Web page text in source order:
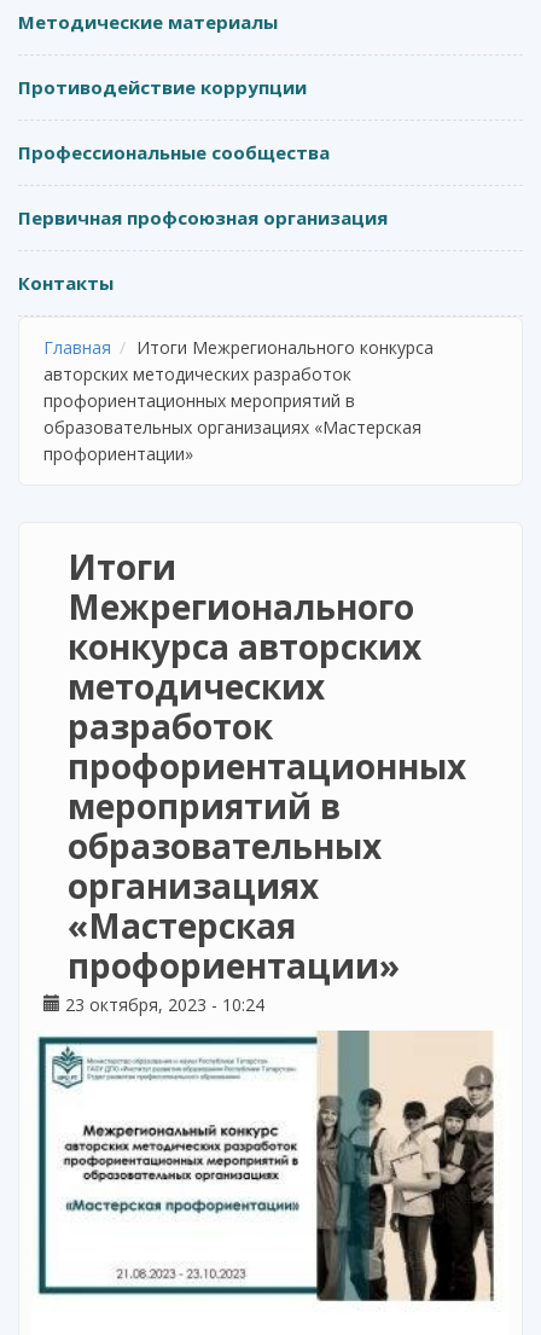
Методические материалы
Противодействие коррупции
Профессиональные сообщества
Первичная профсоюзная организация
Контакты
Главная
Итоги Межрегионального конкурса
авторских методических разработок
профориентационных мероприятий в
образовательных организациях «Мастерская
профориентации»
Итоги
Межрегионального
конкурса авторских
методических
разработок
профориентационных
мероприятий в
образовательных
организациях
«Мастерская
профориентации»
23 октября, 2023 - 10:24